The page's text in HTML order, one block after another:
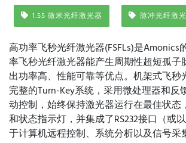
1.55 微米光纤激光器 脉冲光纤激
高功率飞秒光纤激光器(FSFLs)是Amonics
率飞秒光纤激光器能产生周期性超短孤子
出功率高、性能可靠等优点。机架式飞秒
完整的Turn-Key系统，采用微处理器和反
动控制，始终保持激光器运行在最佳状态
和状态指示灯，并集成了RS232接口（或
于计算机远程控制、系统分析以及信号采